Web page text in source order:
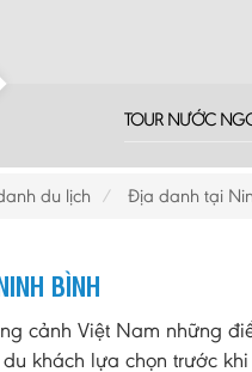
TOUR NƯỚC
du lịch Địa danh tại
BÌNH
cảnh Việt Nam những
khách lựa chọn trước